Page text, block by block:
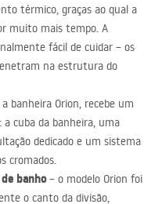
térmico, graças ao qual a
muito mais tempo. A
fácil de cuidar – os
na estrutura do
banheira Orion, recebe um
cuba da banheira, uma
dedicado e um sistema
cromados.
banho– o modelo Orion foi
o canto da divisão,